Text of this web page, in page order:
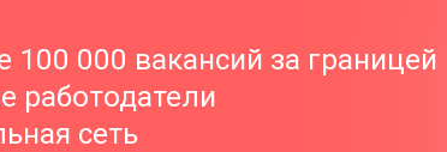
100 000 вакансий за границей
работодатели
сеть